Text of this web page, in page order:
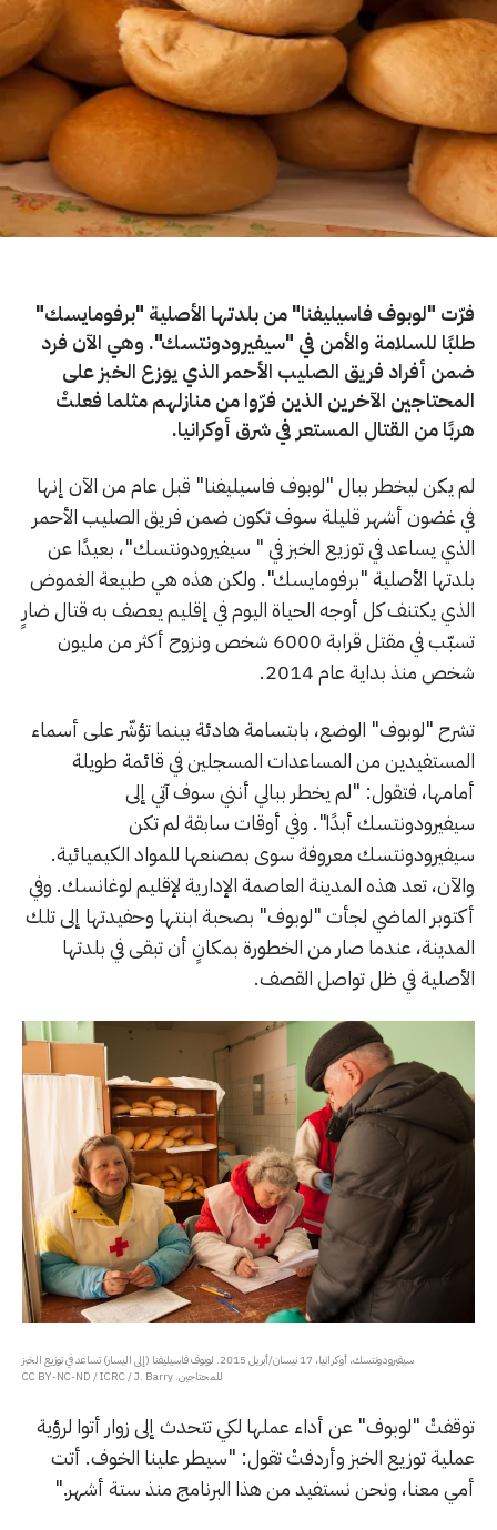
فرّت "لوبوف فاسيليفنا" من بلدتها الأصلية "برفومايسك"
طلبًا للسلامة والأمن في "سيفيرودونتسك". وهي الآن فرد
ضمن أفراد فريق الصليب الأحمر الذي يوزع الخبز على
المحتاجين الآخرين الذين فرّوا من منازلهم مثلما فعلتْ
هربًا من القتال المستعر في شرق أوكرانيا.
لم يكن ليخطر ببال "لوبوف فاسيليفنا" قبل عام من الآن إنها
في غضون أشهر قليلة سوف تكون ضمن فريق الصليب الأحمر
الذي يساعد في توزيع الخبز في " سيفيرودونتسك"، بعيدًا عن
بلدتها الأصلية "برفومايسك". ولكن هذه هي طبيعة الغموض
الذي يكتنف كل أوجه الحياة اليوم في إقليم يعصف به قتال ضارٍ
تسبّب في مقتل قرابة 6000 شخص ونزوح أكثر من مليون
شخص منذ بداية عام 2014.
تشرح "لوبوف" الوضع، بابتسامة هادئة بينما تؤشّر على أسماء
المستفيدين من المساعدات المسجلين في قائمة طويلة
أمامها، فتقول: "لم يخطر ببالي أنني سوف آتي إلى
سيفيرودونتسك أبدًا". وفي أوقات سابقة لم تكن
سيفيرودونتسك معروفة سوى بمصنعها للمواد الكيميائية.
والآن، تعد هذه المدينة العاصمة الإدارية لإقليم لوغانسك. وفي
أكتوبر الماضي لجأت "لوبوف" بصحبة ابنتها وحفيدتها إلى تلك
المدينة، عندما صار من الخطورة بمكانٍ أن تبقى في بلدتها
الأصلية في ظل تواصل القصف.
سيفيرودونتسك، أوكرانيا، 17 نيسان/أبريل 2015. لوبوف فاسيليفنا (إلى اليسار) تساعد في توزيع الخبز
للمحتاجين. CC BY-NC-ND / ICRC / J. Barry
توقفتْ "لوبوف" عن أداء عملها لكي تتحدث إلى زوار أتوا لرؤية
عملية توزيع الخبز وأردفتْ تقول: "سيطر علينا الخوف. أتت
أمي معنا، ونحن نستفيد من هذا البرنامج منذ ستة أشهر."